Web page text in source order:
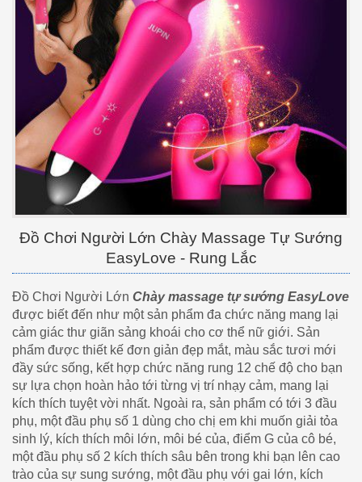
Đồ Chơi Người Lớn Chày Massage Tự Sướng
EasyLove - Rung Lắc
Đồ Chơi Người Lớn Chày massage tự sướng EasyLove
được biết đến như một sản phẩm đa chức năng mang lại
cảm giác thư giãn sảng khoái cho cơ thể nữ giới. Sản
phẩm được thiết kế đơn giản đẹp mắt, màu sắc tươi mới
đầy sức sống, kết hợp chức năng rung 12 chế độ cho bạn
sự lựa chọn hoàn hảo tới từng vị trí nhạy cảm, mang lại
kích thích tuyệt vời nhất. Ngoài ra, sản phẩm có tới 3 đầu
phụ, một đầu phụ số 1 dùng cho chị em khi muốn giải tỏa
sinh lý, kích thích môi lớn, môi bé của, điểm G của cô bé,
một đầu phụ số 2 kích thích sâu bên trong khi bạn lên cao
trào của sự sung sướng, một đầu phụ với gai lớn, kích